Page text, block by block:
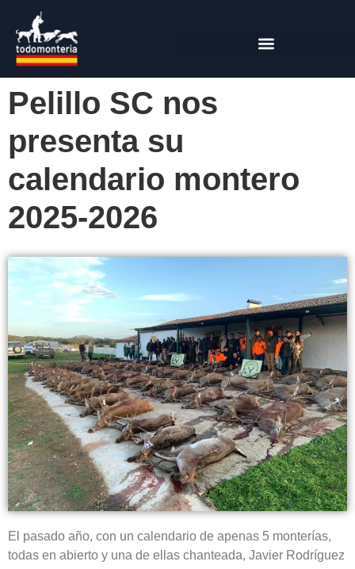
Pelillo SC nos
presenta su
calendario montero
2025-2026
El pasado año, con un calendario de apenas 5 monterías,
todas en abierto y una de ellas chanteada, Javier Rodríguez